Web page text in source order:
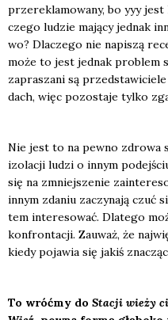
prze­re­kla­mo­wa­ny, bo yyy
cze­go ludzie mają­cy jed­nak
wo? Dla­cze­go nie napi­szą
może to jest jed­nak pro­blem
zapra­sza­ni są
dach, więc pozo­sta­je tyl­ko
Nie jest to na pew­no zdro­wa
izo­la­cji ludzi o innym
się na zmniej­sze­nie
innym zda­niu zaczy­na­ją
tem inte­re­so­wać. Dla­te­go
kon­fron­ta­cji. Zauważ, że
kie­dy poja­wia się jakiś
To wróć­my do Sta­cji wie­ży